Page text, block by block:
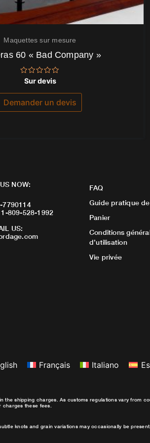
Maquettes sur mesure
60 « Bad Company »
Note
sur
Sur devis
Demander un devis
NOW:
7790114
809-528-1992
US:
FAQ
Guide pratique
Panier
Conditions
d’utilisation
Vie privée
Français Italiano
shipping charges. As customs regulations vary from
these fees.
knots and grain variations may occasionally be